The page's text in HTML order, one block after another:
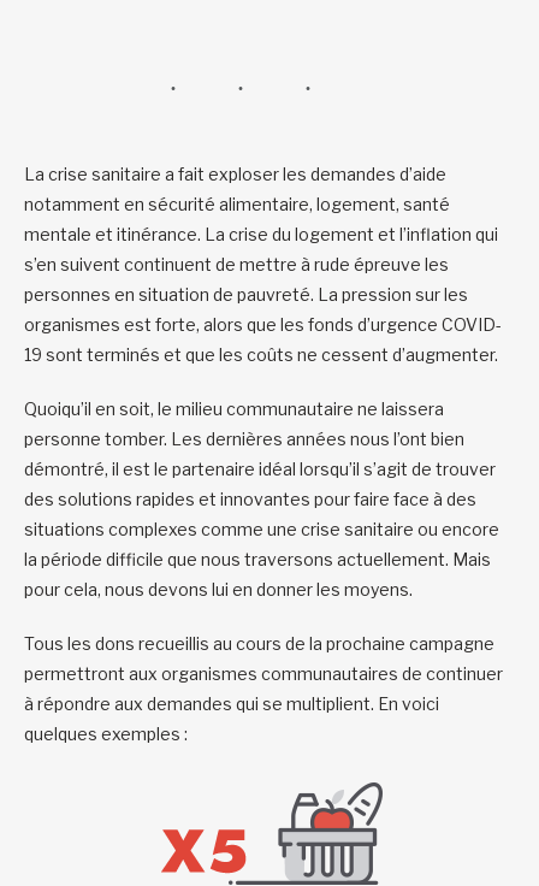
La crise sanitaire a fait exploser les demandes d’aide
notamment en sécurité alimentaire, logement, santé
mentale et itinérance. La crise du logement et l’inflation qui
s’en suivent continuent de mettre à rude épreuve les
personnes en situation de pauvreté. La pression sur les
organismes est forte, alors que les fonds d’urgence COVID-
19 sont terminés et que les coûts ne cessent d’augmenter.
Quoiqu’il en soit, le milieu communautaire ne laissera
personne tomber. Les dernières années nous l’ont bien
démontré, il est le partenaire idéal lorsqu’il s’agit de trouver
des solutions rapides et innovantes pour faire face à des
situations complexes comme une crise sanitaire ou encore
la période difficile que nous traversons actuellement. Mais
pour cela, nous devons lui en donner les moyens.
Tous les dons recueillis au cours de la prochaine campagne
permettront aux organismes communautaires de continuer
à répondre aux demandes qui se multiplient. En voici
quelques exemples :